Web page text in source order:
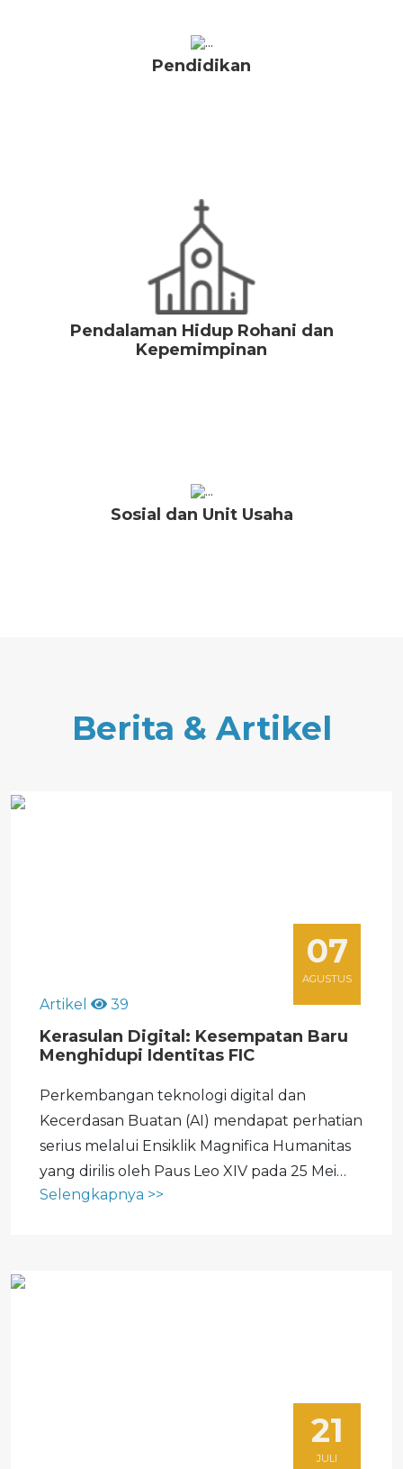
Pendidikan
Pendalaman Hidup Rohani dan
Kepemimpinan
Sosial dan Unit Usaha
Berita & Artikel
07
AGUSTUS
Artikel 39
Kerasulan Digital: Kesempatan Baru
Menghidupi Identitas FIC
Perkembangan teknologi digital dan
Kecerdasan Buatan (AI) mendapat perhatian
serius melalui Ensiklik Magnifica Humanitas
yang dirilis oleh Paus Leo XIV pada 25 Mei
2026. Dokumen pastoral ini menegaskan
Selengkapnya >>
21
JULI